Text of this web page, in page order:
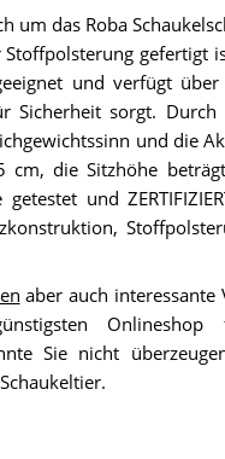
das Roba
gefertigt
und verfügt
Sicherheit sorgt.
und die
cm, die Sitzhöhe
und
aber auch
Sie nicht